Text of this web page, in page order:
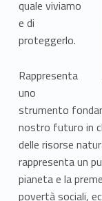
h
é
i
s
c
r
i
quale viviamo
e di
proteggerlo.
Rappresenta
uno
strumento
nostro futuro in
delle risorse
rappresenta un
pianeta e la
povertà sociali,